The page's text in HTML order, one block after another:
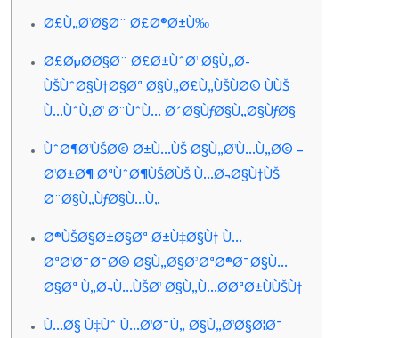
Ø£Ù„Ø¹Ø§Ø¨ Ø£Ø®Ø±Ù‰
Ø£ØµØ­Ø§Ø¨ Ø£Ø±ÙˆØ¹ Ø§Ù„Ø­
ÙŠÙˆØ§Ù†Ø§Øª Ø§Ù„Ø£Ù„ÙŠÙØ© ÙÙŠ
Ù…ÙˆÙ‚Ø¹ Ø¨ÙˆÙ… Ø´Ø§ÙƒØ§Ù„Ø§ÙƒØ§
ÙˆØ¶Ø¹ÙŠØ© Ø±Ù…ÙŠ Ø§Ù„Ø¹Ù…Ù„Ø© –
Ø¹Ø±Ø¶ ØªÙˆØ¶ÙŠØ­ÙŠ Ù…Ø¬Ø§Ù†ÙŠ
Ø¨Ø§Ù„ÙƒØ§Ù…Ù„
Ø®ÙŠØ§Ø±Ø§Øª Ø±Ù‡Ø§Ù† Ù…
ØªØ¹Ø¯Ø¯Ø© Ø§Ù„Ø§Ø³ØªØ®Ø¯Ø§Ù…
Ø§Øª Ù„Ø¬Ù…ÙŠØ¹ Ø§Ù„Ù…Ø­ØªØ±ÙÙŠÙ†
Ù…Ø§ Ù‡Ùˆ Ù…Ø¹Ø¯Ù„ Ø§Ù„Ø¹Ø§Ø¦Ø¯